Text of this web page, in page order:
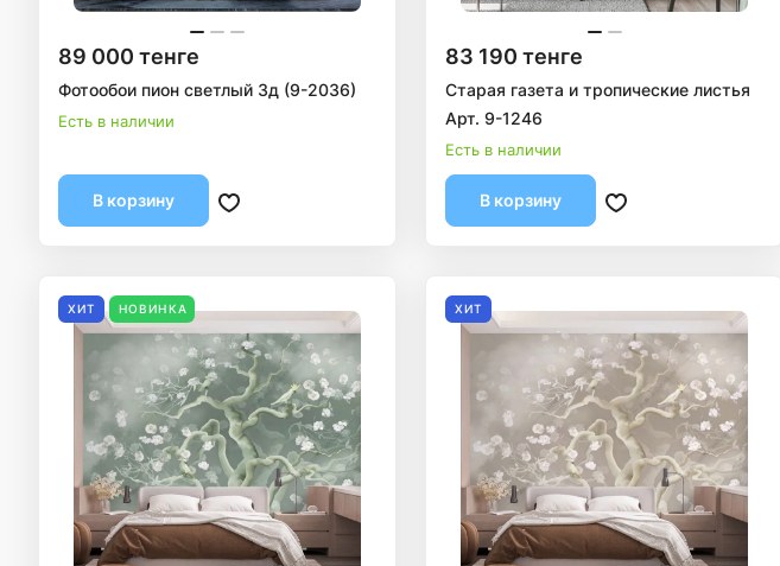
89 000 тенге
Фотообои пион светлый 3д (9-2036)
Есть в наличии
В корзину
83 190 тенге
Старая газета и тропические листья
Арт. 9-1246
Есть в наличии
В корзину
ХИТ НОВИНКА ХИТ